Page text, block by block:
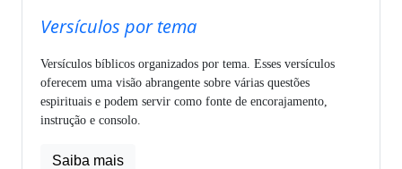
Versículos por tema
Versículos bíblicos organizados por tema. Esses versículos
oferecem uma visão abrangente sobre várias questões
espirituais e podem servir como fonte de encorajamento,
instrução e consolo.
Saiba mais